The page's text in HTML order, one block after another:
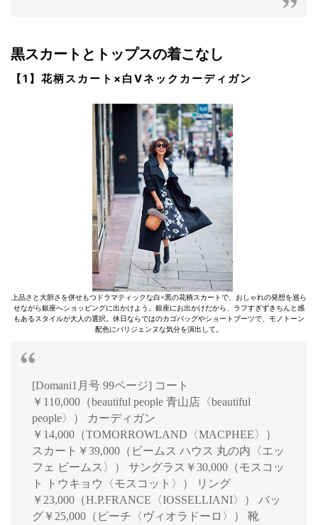
黒スカートとトップスの着こなし
【1】花柄スカート×白Vネックカーディガン
上品さと大胆さを併せもつドラマティックな白×黒の花柄スカートで、おしゃれの発想を巡ら
せながら銀座へショッピングに出かけよう。銀座にお出かけだから、ラフすぎずきちんと感
もあるスタイルが大人の選択。休日ならではのカゴバッグやショートブーツで、モノトーン
配色にパリジェンヌな気分を演出して。
[Domani1月号 99ページ] コート
￥110,000（beautiful people 青山店〈beautiful
people〉） カーディガン
￥14,000（TOMORROWLAND〈MACPHEE〉）
スカート￥39,000（ビームス ハウス 丸の内〈エッ
フェ ビームス〉） サングラス￥30,000（モスコッ
ト トウキョウ〈モスコット〉） リング
￥23,000（H.P.FRANCE〈IOSSELLIANI〉） バッ
グ￥25,000（ピーチ〈ヴィオラドーロ〉） 靴